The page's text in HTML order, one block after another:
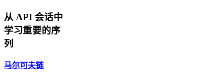
从 API 会话中
学习重要的序
列
马尔可夫链